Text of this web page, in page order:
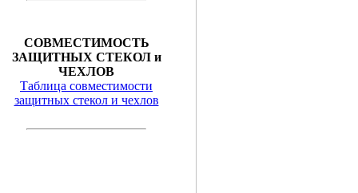
СОВМЕСТИМОСТЬ
ЗАЩИТНЫХ СТЕКОЛ и
ЧЕХЛОВ
Таблица совместимости
защитных стекол и чехлов